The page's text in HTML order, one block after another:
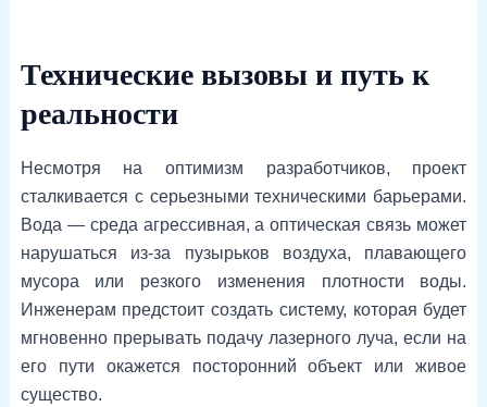
Технические вызовы и путь к
реальности
Несмотря на оптимизм разработчиков, проект
сталкивается с серьезными техническими барьерами.
Вода — среда агрессивная, а оптическая связь может
нарушаться из-за пузырьков воздуха, плавающего
мусора или резкого изменения плотности воды.
Инженерам предстоит создать систему, которая будет
мгновенно прерывать подачу лазерного луча, если на
его пути окажется посторонний объект или живое
существо.